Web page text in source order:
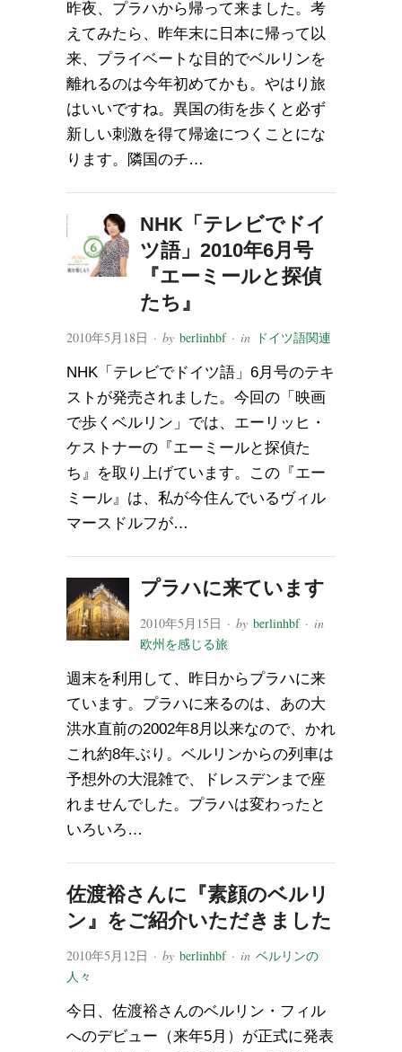
昨夜、プラハから帰って来ました。考
えてみたら、昨年末に日本に帰って以
来、プライベートな目的でベルリンを
離れるのは今年初めてかも。やはり旅
はいいですね。異国の街を歩くと必ず
新しい刺激を得て帰途につくことにな
ります。隣国のチ…
NHK「テレビでドイ
ツ語」2010年6月号
『エーミールと探偵
たち』
2010年5月18日 · by berlinhbf· in ドイツ語関連
NHK「テレビでドイツ語」6月号のテキ
ストが発売されました。今回の「映画
で歩くベルリン」では、エーリッヒ・
ケストナーの『エーミールと探偵た
ち』を取り上げています。この『エー
ミール』は、私が今住んでいるヴィル
マースドルフが…
プラハに来ています
2010年5月15日 · byberlinhbf· in
欧州を感じる旅
週末を利用して、昨日からプラハに来
ています。プラハに来るのは、あの大
洪水直前の2002年8月以来なので、かれ
これ約8年ぶり。ベルリンからの列車は
予想外の大混雑で、ドレスデンまで座
れませんでした。プラハは変わったと
いろいろ…
佐渡裕さんに『素顔のベルリ
ン』をご紹介いただきました
2010年5月12日 · by berlinhbf· in ベルリンの
人々
今日、佐渡裕さんのベルリン・フィル
へのデビュー（来年5月）が正式に発表